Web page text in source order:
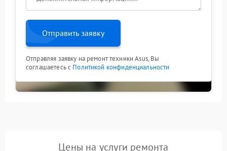
Отправить заявку
Отправляя заявку на ремонт техники Asus, Вы
соглашаетесь с Политикой конфиденциальности
Цены на услуги ремонта